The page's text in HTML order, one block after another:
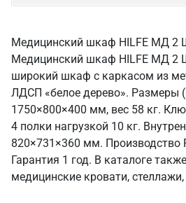
Медицинский шкаф HILFE МД 2
Медицинский шкаф HILFE МД 2
широкий шкаф с каркасом из
ЛДСП «белое дерево». Размеры
1750×800×400 мм, вес 58 кг.
4 полки нагрузкой 10 кг.
820×731×360 мм. Производство
Гарантия 1 год. В каталоге
медицинские кровати,